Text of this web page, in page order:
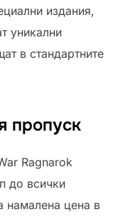
издания,
уникални
в стандартните
пропуск
Ragnarok
до всички
намалена цена в